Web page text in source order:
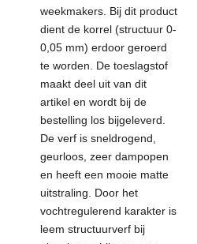
weekmakers. Bij dit product
dient de korrel (structuur 0-
0,05 mm) erdoor geroerd
te worden. De toeslagstof
maakt deel uit van dit
artikel en wordt bij de
bestelling los bijgeleverd.
De verf is sneldrogend,
geurloos, zeer dampopen
en heeft een mooie matte
uitstraling. Door het
vochtregulerend karakter is
leem structuurverf bij